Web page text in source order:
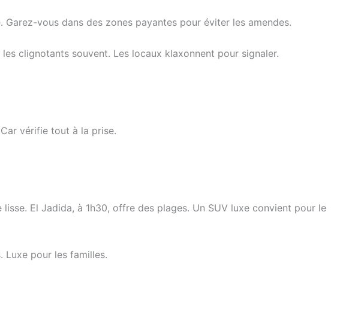
vous dans des zones payantes pour éviter les amendes.
clignotants souvent. Les locaux klaxonnent pour signaler.
vérifie tout à la prise.
El Jadida, à 1h30, offre des plages. Un SUV luxe convient pour le
Luxe pour les familles.